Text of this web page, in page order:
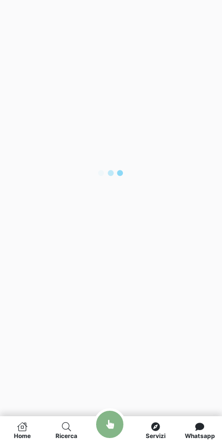
Home Ricerca Servizi Whatsapp